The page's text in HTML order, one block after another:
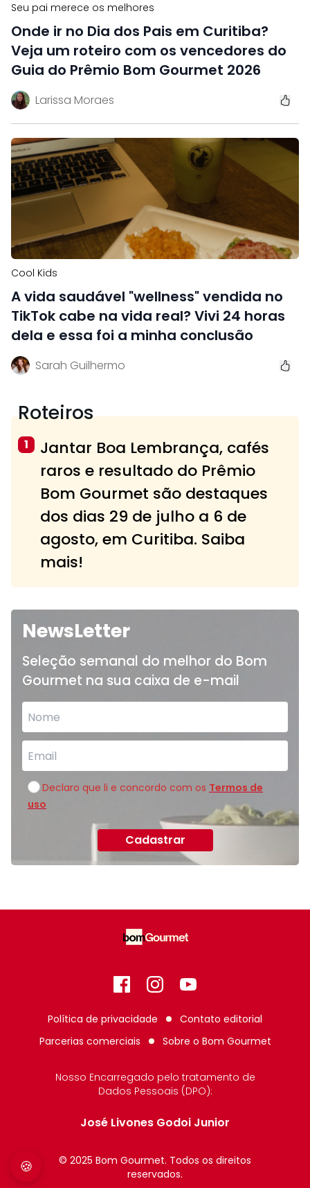
Seu pai merece os melhores
Onde ir no Dia dos Pais em Curitiba?
Veja um roteiro com os vencedores do
Guia do Prêmio Bom Gourmet 2026
Larissa Moraes
Cool Kids
A vida saudável "wellness" vendida no
TikTok cabe na vida real? Vivi 24 horas
dela e essa foi a minha conclusão
Sarah Guilhermo
Roteiros
1
Jantar Boa Lembrança, cafés
raros e resultado do Prêmio
Bom Gourmet são destaques
dos dias 29 de julho a 6 de
agosto, em Curitiba. Saiba
mais!
NewsLetter
Seleção semanal do melhor do Bom
Gourmet na sua caixa de e-mail
Declaro que li e concordo com os Termos de
uso
Cadastrar
FacebookInstagram
GitHub
Política de privacidade
Contato editorial
Parcerias comerciais
Sobre o Bom Gourmet
Nosso Encarregado pelo tratamento de
Dados Pessoais (DPO):
José Livones Godoi Junior
© 2025 Bom Gourmet. Todos os direitos
reservados.
🍪